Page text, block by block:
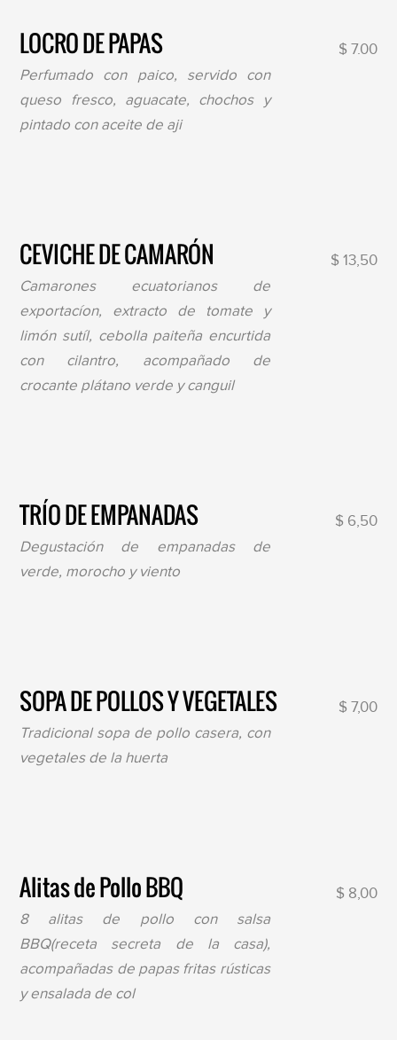
LOCRO DE PAPAS
$ 7.00
Perfumado con paico, servido con
queso fresco, aguacate, chochos y
pintado con aceite de aji
CEVICHE DE CAMARÓN
$ 13,50
Camarones ecuatorianos de
exportacíon, extracto de tomate y
limón sutíl, cebolla paiteña encurtida
con cilantro, acompañado de
crocante plátano verde y canguil
TRÍO DE EMPANADAS
$ 6,50
Degustación de empanadas de
verde, morocho y viento
SOPA DE POLLOS Y VEGETALES
$ 7,00
Tradicional sopa de pollo casera, con
vegetales de la huerta
Alitas de Pollo BBQ
$ 8,00
8 alitas de pollo con salsa
BBQ(receta secreta de la casa),
acompañadas de papas fritas rústicas
y ensalada de col